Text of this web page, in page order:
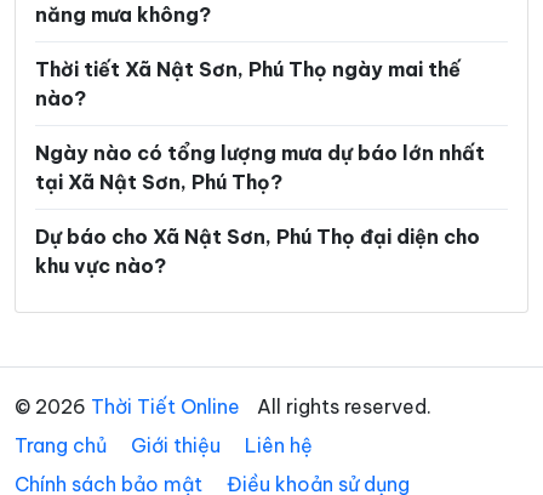
Xã Hợp Lý
Xã Hương Cần Xã Hy Cương
Xã Khả Cửu Xã Kim Bôi
Xã Lạc Lương
Xã Lâm Thao
Xã Liên Châu Xã Liên Hòa
Xã Liên Minh Xã Liên Sơn
Xã Long Cốc Xã Lương Sơn
Xã Mai Châu Xã Mai Hạ
năng mưa không?
Thời tiết Xã Nật Sơn, Phú Thọ ngày mai thế
nào?
Ngày nào có tổng lượng mưa dự báo lớn nhất
tại Xã Nật Sơn, Phú Thọ?
Dự báo cho Xã Nật Sơn, Phú Thọ đại diện cho
khu vực nào?
© 2026 Thời Tiết Online
All rights reserved.
Trang chủ
Giới thiệu
Liên hệ
Chính sách bảo mật
Điều khoản sử dụng